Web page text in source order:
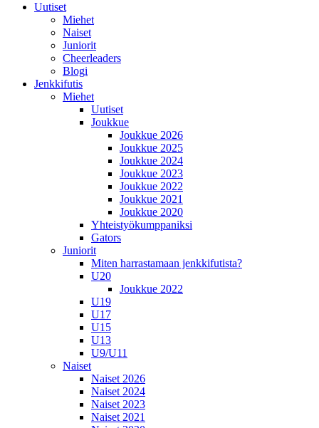
Uutiset
Miehet
Naiset
Juniorit
Cheerleaders
Blogi
Jenkkifutis
Miehet
Uutiset
Joukkue
Joukkue 2026
Joukkue 2025
Joukkue 2024
Joukkue 2023
Joukkue 2022
Joukkue 2021
Joukkue 2020
Yhteistyökumppaniksi
Gators
Juniorit
Miten harrastamaan jenkkifutista?
U20
Joukkue 2022
U19
U17
U15
U13
U9/U11
Naiset
Naiset 2026
Naiset 2024
Naiset 2023
Naiset 2021